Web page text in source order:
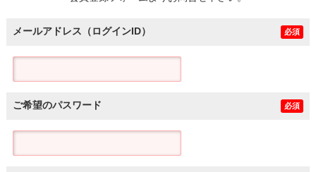
メールアドレス（ログインID） 必須
ご希望のパスワード 必須